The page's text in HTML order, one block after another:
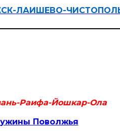
ЛАИШЕВО-
Раифа-Йошкар-Ола
Поволжья